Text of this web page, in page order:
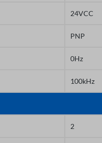
24VCC
PNP
0Hz
100kHz
2